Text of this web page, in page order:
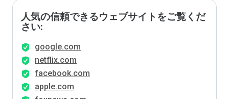
人気の信頼できるウェブサイトをご覧くだ
さい:
google.com
netflix.com
facebook.com
apple.com